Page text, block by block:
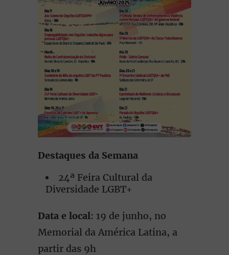
Destaques da Semana
24ª Feira Cultural da
Diversidade LGBT+
Data e local: 19 de junho, no
Memorial da América Latina, a
partir das 9h